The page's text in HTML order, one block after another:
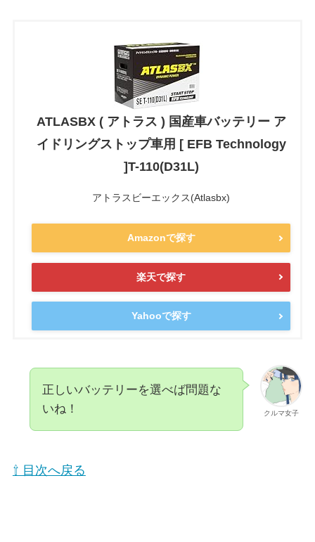
ATLASBX ( アトラス ) 国産車バッテリー ア
イドリングストップ車用 [ EFB Technology
]T-110(D31L)
アトラスビーエックス(Atlasbx)
Amazonで探す
楽天で探す
Yahooで探す
クルマ女子
正しいバッテリーを選べば問題な
いね！
⇧ 目次へ戻る